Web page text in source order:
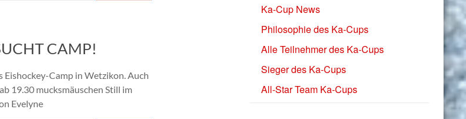
CAMP!
Eishockey-Camp in Wetzikon. Auch
19.30 mucksmäuschen Still im
Evelyne
Ka-Cup News
Philosophie des Ka-Cups
Alle Teilnehmer des Ka-Cups
Sieger des Ka-Cups
All-Star Team Ka-Cups